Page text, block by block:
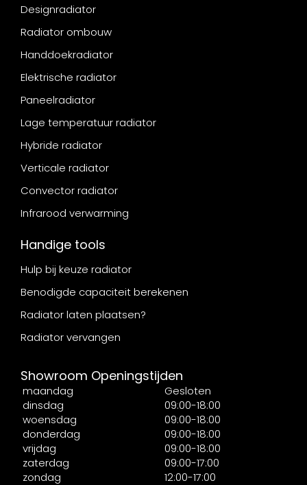
Designradiator
Radiator ombouw
Handdoekradiator
Elektrische radiator
Paneelradiator
Lage temperatuur radiator
Hybride radiator
Verticale radiator
Convector radiator
Infrarood verwarming
Handige tools
Hulp bij keuze radiator
Benodigde capaciteit berekenen
Radiator laten plaatsen?
Radiator vervangen
Showroom Openingstijden
maandag
Gesloten
dinsdag
09:00-18:00
woensdag
09:00-18:00
donderdag
09:00-18:00
vrijdag
09:00-18:00
zaterdag
09:00-17:00
zondag
12:00-17:00